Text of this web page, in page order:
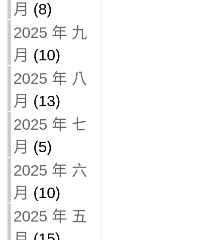
月 (8)
2025 年 九
月 (10)
2025 年 八
月 (13)
2025 年 七
月 (5)
2025 年 六
月 (10)
2025 年 五